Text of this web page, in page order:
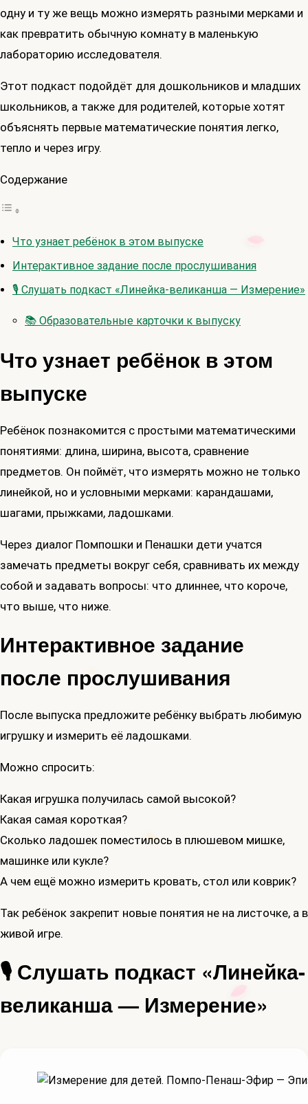
одну и ту же вещь можно измерять разными мерками и
как превратить обычную комнату в маленькую
лабораторию исследователя.
Этот подкаст подойдёт для дошкольников и младших
школьников, а также для родителей, которые хотят
объяснять первые математические понятия легко,
тепло и через игру.
Содержание
Что узнает ребёнок в этом выпуске
Интерактивное задание после прослушивания
🎙 Слушать подкаст «Линейка-великанша — Измерение»
📚 Образовательные карточки к выпуску
Что узнает ребёнок в этом
выпуске
Ребёнок познакомится с простыми математическими
понятиями: длина, ширина, высота, сравнение
предметов. Он поймёт, что измерять можно не только
линейкой, но и условными мерками: карандашами,
шагами, прыжками, ладошками.
Через диалог Помпошки и Пенашки дети учатся
замечать предметы вокруг себя, сравнивать их между
собой и задавать вопросы: что длиннее, что короче,
что выше, что ниже.
Интерактивное задание
после прослушивания
После выпуска предложите ребёнку выбрать любимую
игрушку и измерить её ладошками.
Можно спросить:
Какая игрушка получилась самой высокой?
Какая самая короткая?
Сколько ладошек поместилось в плюшевом мишке,
машинке или кукле?
А чем ещё можно измерить кровать, стол или коврик?
Так ребёнок закрепит новые понятия не на листочке, а в
живой игре.
🎙 Слушать подкаст «Линейка-
великанша — Измерение»